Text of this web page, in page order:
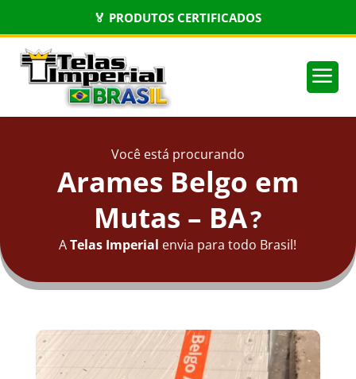
🏅 PRODUTOS CERTIFICADOS
a
Você está procurando
Arames Belgo em
Mutas – BA?
ATelas Imperial envia para todo Brasil!